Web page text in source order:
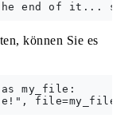
können Sie es
my_file: